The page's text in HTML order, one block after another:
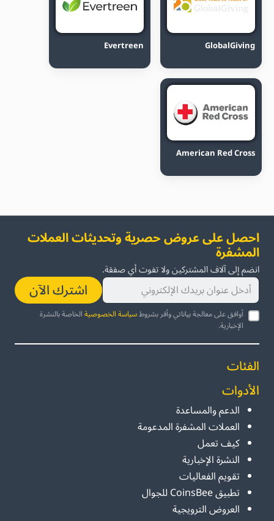
GlobalGiving
Evertreen
American Red Cross
احصل على عروض حصرية وتحديثات العملات
المشفرة
انضم إلى آلاف المشتركين ولا تفوت أي صفقة.
اشترك الآن
أوافق على معالجة بياناتي وأقر بشروطسياسة الخصوصيةالخاصة بالنشرة
الإخبارية.
الفئات
الأدوات
الدعم والمساعدة
العملات المشفرة المدعومة
كيف تعمل
النشرة الإخبارية
تقويم الفعاليات
تطبيق CoinsBee للجوال
العروض الترويجية